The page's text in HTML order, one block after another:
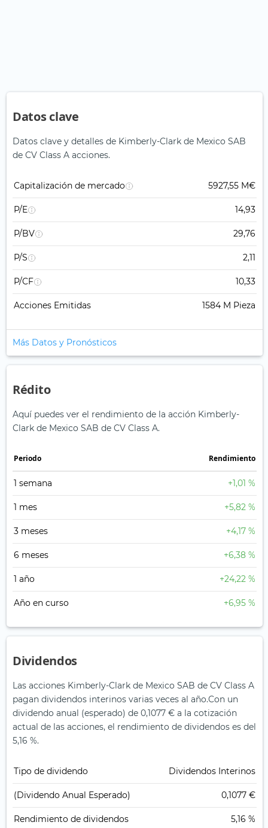
Datos clave
Datos clave y detalles de Kimberly-Clark de Mexico SAB
de CV Class A acciones.
Capitalización de mercado 5927,55 M€
P/E 14,93
P/BV 29,76
P/S 2,11
P/CF 10,33
Acciones Emitidas 1584 M Pieza
Más Datos y Pronósticos
Rédito
Aquí puedes ver el rendimiento de la acción Kimberly-
Clark de Mexico SAB de CV Class A.
Periodo Rendimiento
1 semana +1,01 %
1 mes +5,82 %
3 meses +4,17 %
6 meses +6,38 %
1 año +24,22 %
Año en curso +6,95 %
Dividendos
Las acciones Kimberly-Clark de Mexico SAB de CV Class A
pagan dividendos interinos varias veces al año.Con un
dividendo anual (esperado) de 0,1077 € a la cotización
actual de las acciones, el rendimiento de dividendos es del
5,16 %.
Tipo de dividendo Dividendos Interinos
(Dividendo Anual Esperado) 0,1077 €
Rendimiento de dividendos 5,16 %